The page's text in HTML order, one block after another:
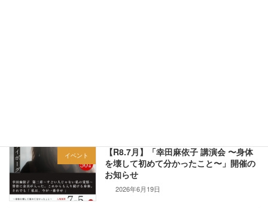
イベント
【R8.7月】「幸田麻依子 講演会 〜身体
を壊して初めて分かったこと〜」開催の
お知らせ
2026年6月19日